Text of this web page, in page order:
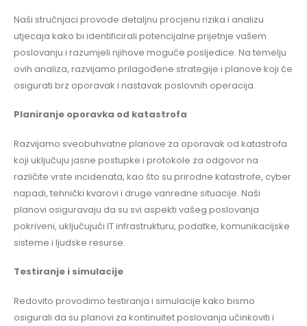
Naši stručnjaci provode detaljnu procjenu rizika i analizu
utjecaja kako bi identificirali potencijalne prijetnje vašem
poslovanju i razumjeli njihove moguće posljedice. Na temelju
ovih analiza, razvijamo prilagođene strategije i planove koji će
osigurati brz oporavak i nastavak poslovnih operacija.
Planiranje oporavka od katastrofa
Razvijamo sveobuhvatne planove za oporavak od katastrofa
koji uključuju jasne postupke i protokole za odgovor na
različite vrste incidenata, kao što su prirodne katastrofe, cyber
napadi, tehnički kvarovi i druge vanredne situacije. Naši
planovi osiguravaju da su svi aspekti vašeg poslovanja
pokriveni, uključujući IT infrastrukturu, podatke, komunikacijske
sisteme i ljudske resurse.
Testiranje i simulacije
Redovito provodimo testiranja i simulacije kako bismo
osigurali da su planovi za kontinuitet poslovanja učinkoviti i